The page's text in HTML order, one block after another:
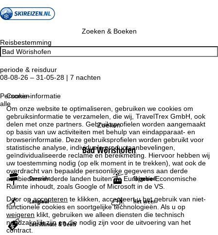
Cookie-informatie
Om onze website te optimaliseren, gebruiken we cookies om
gebruiksinformatie te verzamelen, die wij, TravelTrex GmbH, ook
delen met onze partners. Gebruiksprofielen worden aangemaakt
op basis van uw activiteiten met behulp van eindapparaat- en
browserinformatie. Deze gebruiksprofielen worden gebruikt voor
statistische analyse, individuele productaanbevelingen,
geïndividualiseerde reclame en bereikmeting. Hiervoor hebben wij
uw toestemming nodig (op elk moment in te trekken), wat ook de
overdracht van bepaalde persoonlijke gegevens aan derde
aanbieders in derde landen buiten de Europese Economische
Ruimte inhoudt, zoals Google of Microsoft in de VS.
Door opaccepteren te klikken, accepteert u het gebruik van niet-
functionele cookies en soortgelijke technologieën. Als u op
weigeren klikt, gebruiken we alleen diensten die technisch
noodzakelijk zijn en die nodig zijn voor de uitvoering van het
contract.
Zoeken & Boeken
Reisbestemming
periode & reisduur
08-08-26 – 31-05-28 | 7 nachten
Personen
alle
Zoeken
Bad Wörishofen
Overzicht Skigebied
Langlauf Het weer
Last-Minute & Deals